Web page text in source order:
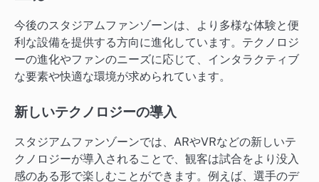
今後のスタジアムファンゾーンは、より多様な体験と便
利な設備を提供する方向に進化しています。テクノロジ
ーの進化やファンのニーズに応じて、インタラクティブ
な要素や快適な環境が求められています。
新しいテクノロジーの導入
スタジアムファンゾーンでは、ARやVRなどの新しいテ
クノロジーが導入されることで、観客は試合をより没入
感のある形で楽しむことができます。例えば、選手のデ